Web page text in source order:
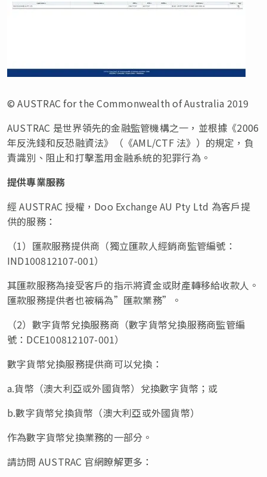
© AUSTRAC for the Commonwealth of Australia 2019
AUSTRAC 是世界領先的金融監管機構之一，並根據《2006
年反洗錢和反恐融資法》（《AML/CTF 法》）的規定，負
責識別、阻止和打擊濫用金融系統的犯罪行為。
提供專業服務
經 AUSTRAC 授權，Doo Exchange AU Pty Ltd 為客戶提
供的服務：
（1）匯款服務提供商（獨立匯款人經銷商監管編號：
IND100812107-001）
其匯款服務為接受客戶的指示將資金或財產轉移給收款人。
匯款服務提供者也被稱為”匯款業務”。
（2）數字貨幣兌換服務商（數字貨幣兌換服務商監管編
號：DCE100812107-001）
數字貨幣兌換服務提供商可以兌換：
a.貨幣（澳大利亞或外國貨幣）兌換數字貨幣；或
b.數字貨幣兌換貨幣（澳大利亞或外國貨幣）
作為數字貨幣兌換業務的一部分。
請訪問 AUSTRAC 官網瞭解更多：